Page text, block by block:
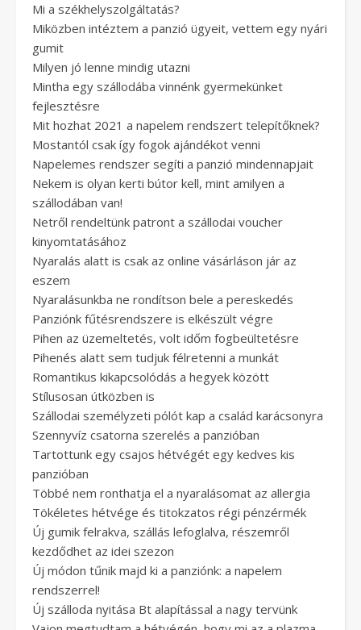
Mi a székhelyszolgáltatás?
Miközben intéztem a panzió ügyeit, vettem egy nyári
gumit
Milyen jó lenne mindig utazni
Mintha egy szállodába vinnénk gyermekünket
fejlesztésre
Mit hozhat 2021 a napelem rendszert telepítőknek?
Mostantól csak így fogok ajándékot venni
Napelemes rendszer segíti a panzió mindennapjait
Nekem is olyan kerti bútor kell, mint amilyen a
szállodában van!
Netről rendeltünk patront a szállodai voucher
kinyomtatásához
Nyaralás alatt is csak az online vásárláson jár az
eszem
Nyaralásunkba ne rondítson bele a pereskedés
Panziónk fűtésrendszere is elkészült végre
Pihen az üzemeltetés, volt időm fogbeültetésre
Pihenés alatt sem tudjuk félretenni a munkát
Romantikus kikapcsolódás a hegyek között
Stílusosan útközben is
Szállodai személyzeti pólót kap a család karácsonyra
Szennyvíz csatorna szerelés a panzióban
Tartottunk egy csajos hétvégét egy kedves kis
panzióban
Többé nem ronthatja el a nyaralásomat az allergia
Tökéletes hétvége és titokzatos régi pénzérmék
Új gumik felrakva, szállás lefoglalva, részemről
kezdődhet az idei szezon
Új módon tűnik majd ki a panziónk: a napelem
rendszerrel!
Új szálloda nyitása Bt alapítással a nagy tervünk